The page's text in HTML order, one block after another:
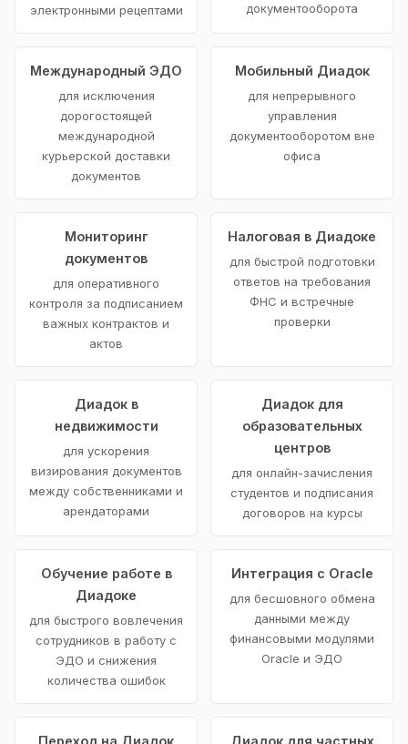
электронными рецептами
документооборота
Международный ЭДО
для исключения
дорогостоящей
международной
курьерской доставки
документов
Мобильный Диадок
для непрерывного
управления
документооборотом вне
офиса
Мониторинг
документов
для оперативного
контроля за подписанием
важных контрактов и
актов
Налоговая в Диадоке
для быстрой подготовки
ответов на требования
ФНС и встречные
проверки
Диадок в
недвижимости
для ускорения
визирования документов
между собственниками и
арендаторами
Диадок для
образовательных
центров
для онлайн-зачисления
студентов и подписания
договоров на курсы
Обучение работе в
Диадоке
для быстрого вовлечения
сотрудников в работу с
ЭДО и снижения
количества ошибок
Интеграция с Oracle
для бесшовного обмена
данными между
финансовыми модулями
Oracle и ЭДО